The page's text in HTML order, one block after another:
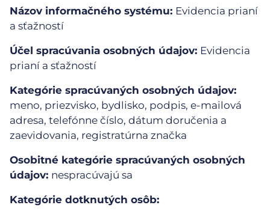
Názov informačného systému: Evidencia prianí
a sťažností
Účel spracúvania osobných údajov: Evidencia
prianí a sťažností
Kategórie spracúvaných osobných údajov:
meno, priezvisko, bydlisko, podpis, e-mailová
adresa, telefónne číslo, dátum doručenia a
zaevidovania, registratúrna značka
Osobitné kategórie spracúvaných osobných
údajov: nespracúvajú sa
Kategórie dotknutých osôb: